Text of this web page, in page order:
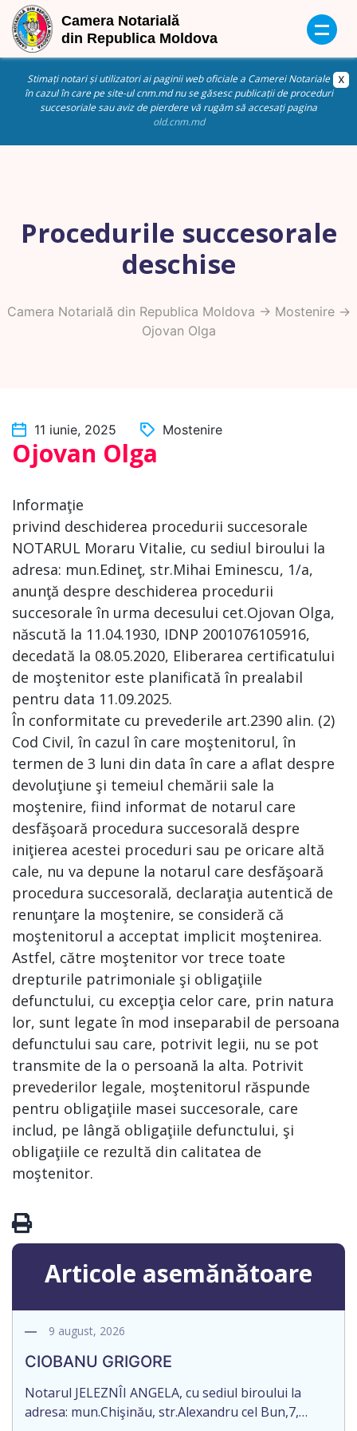
Stimați notari și utilizatori ai paginii web oficiale a Camerei Notariale
în cazul în care pe site-ul cnm.md nu se găsesc publicații de proceduri
succesoriale sau aviz de pierdere vă rugăm să accesați pagina
old.cnm.md
Procedurile succesorale
deschise
Camera Notarială din Republica Moldova -> Mostenire->
Ojovan Olga
11 iunie, 2025 Mostenire
Ojovan Olga
Informaţie
privind deschiderea procedurii succesorale
NOTARUL Moraru Vitalie, cu sediul biroului la
adresa: mun.Edineţ, str.Mihai Eminescu, 1/a,
anunţă despre deschiderea procedurii
succesorale în urma decesului cet.Ojovan Olga,
născută la 11.04.1930, IDNP 2001076105916,
decedată la 08.05.2020, Eliberarea certificatului
de moştenitor este planificată în prealabil
pentru data 11.09.2025.
În conformitate cu prevederile art.2390 alin. (2)
Cod Civil, în cazul în care moştenitorul, în
termen de 3 luni din data în care a aflat despre
devoluţiune şi temeiul chemării sale la
moştenire, fiind informat de notarul care
desfăşoară procedura succesorală despre
iniţierea acestei proceduri sau pe oricare altă
cale, nu va depune la notarul care desfăşoară
procedura succesorală, declaraţia autentică de
renunţare la moştenire, se consideră că
moştenitorul a acceptat implicit moştenirea.
Astfel, către moştenitor vor trece toate
drepturile patrimoniale şi obligaţiile
defunctului, cu excepţia celor care, prin natura
lor, sunt legate în mod inseparabil de persoana
defunctului sau care, potrivit legii, nu se pot
transmite de la o persoană la alta. Potrivit
prevederilor legale, moştenitorul răspunde
pentru obligaţiile masei succesorale, care
includ, pe lângă obligaţiile defunctului, şi
obligaţiile ce rezultă din calitatea de
moştenitor.
Articole asemănătoare
9 august, 2026
CIOBANU GRIGORE
Notarul JELEZNÎI ANGELA, cu sediul biroului la
adresa: mun.Chişinău, str.Alexandru cel Bun,7,